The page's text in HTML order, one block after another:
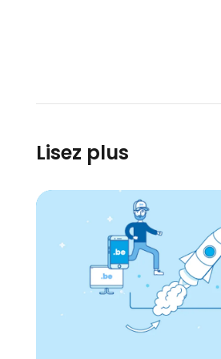
Lisez plus